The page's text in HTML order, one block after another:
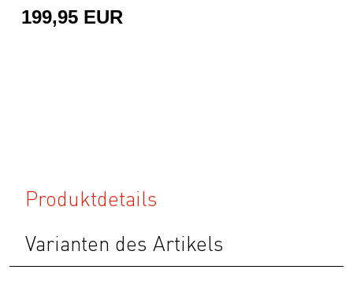
199,95 EUR
Produktdetails
Varianten des Artikels